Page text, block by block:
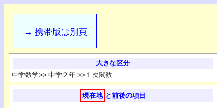
→ 携帯版は別頁
大きな区分
中学数学>> 中学２年 >> １次関数
現在地 と前後の項目